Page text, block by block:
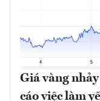
Giá vàng
cáo việc làm